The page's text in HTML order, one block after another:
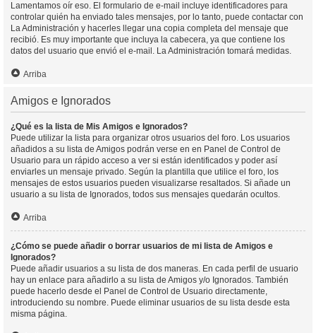
Lamentamos oír eso. El formulario de e-mail incluye identificadores para
controlar quién ha enviado tales mensajes, por lo tanto, puede contactar con
La Administración y hacerles llegar una copia completa del mensaje que
recibió. Es muy importante que incluya la cabecera, ya que contiene los
datos del usuario que envió el e-mail. La Administración tomará medidas.
Arriba
Amigos e Ignorados
¿Qué es la lista de Mis Amigos e Ignorados?
Puede utilizar la lista para organizar otros usuarios del foro. Los usuarios
añadidos a su lista de Amigos podrán verse en en Panel de Control de
Usuario para un rápido acceso a ver si están identificados y poder así
enviarles un mensaje privado. Según la plantilla que utilice el foro, los
mensajes de estos usuarios pueden visualizarse resaltados. Si añade un
usuario a su lista de Ignorados, todos sus mensajes quedarán ocultos.
Arriba
¿Cómo se puede añadir o borrar usuarios de mi lista de Amigos e
Ignorados?
Puede añadir usuarios a su lista de dos maneras. En cada perfil de usuario
hay un enlace para añadirlo a su lista de Amigos y/o Ignorados. También
puede hacerlo desde el Panel de Control de Usuario directamente,
introduciendo su nombre. Puede eliminar usuarios de su lista desde esta
misma página.